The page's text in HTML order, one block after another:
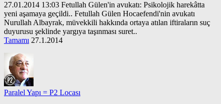
27.01.2014 13:03 Fetullah Gülen'in avukatı: Psikolojik harekâtta
yeni aşamaya geçildi.. Fetullah Gülen Hocaefendi'nin avukatı
Nurullah Albayrak, müvekkili hakkında ortaya atılan iftiraların suç
duyurusu şeklinde yargıya taşınması suret..
Tamamı 27.1.2014
Paralel Yapı = P2 Locası